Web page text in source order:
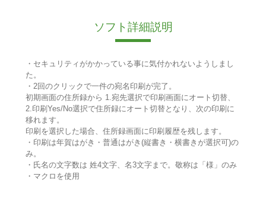
ソフト詳細説明
・セキュリティがかかっている事に気付かれないようしまし
た。
・2回のクリックで一件の宛名印刷が完了。
初期画面の住所録から 1.宛先選択で印刷画面にオート切替、
2.印刷Yes/No選択で住所録にオート切替となり、次の印刷に
移れます。
印刷を選択した場合、住所録画面に印刷履歴を残します。
・印刷は年賀はがき・普通はがき(縦書き・横書きが選択可)の
み。
・氏名の文字数は 姓4文字、名3文字まで。敬称は「様」のみ
・マクロを使用